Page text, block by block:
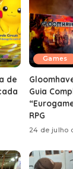
de
Games
Guia
RPG
24 de julho